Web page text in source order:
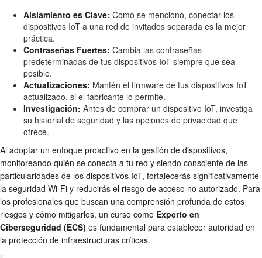
Aislamiento es Clave: Como se mencionó, conectar los
dispositivos IoT a una red de invitados separada es la mejor
práctica.
Contraseñas Fuertes: Cambia las contraseñas
predeterminadas de tus dispositivos IoT siempre que sea
posible.
Actualizaciones: Mantén el firmware de tus dispositivos IoT
actualizado, si el fabricante lo permite.
Investigación: Antes de comprar un dispositivo IoT, investiga
su historial de seguridad y las opciones de privacidad que
ofrece.
Al adoptar un enfoque proactivo en la gestión de dispositivos,
monitoreando quién se conecta a tu red y siendo consciente de las
particularidades de los dispositivos IoT, fortalecerás significativamente
la seguridad Wi-Fi y reducirás el riesgo de acceso no autorizado. Para
los profesionales que buscan una comprensión profunda de estos
riesgos y cómo mitigarlos, un curso como Experto en
Ciberseguridad (ECS) es fundamental para establecer autoridad en
la protección de infraestructuras críticas.